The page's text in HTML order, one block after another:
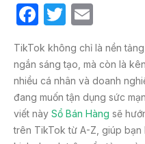
F
c
e
b
o
T
itt
er
ail
TikTok không chỉ là nền
ngắn sáng tạo, mà còn là
nhiều cá nhân và doanh
đang muốn tận dụng sức
viết này Sổ Bán Hàng sẽ
trên TikTok từ A-Z, giúp